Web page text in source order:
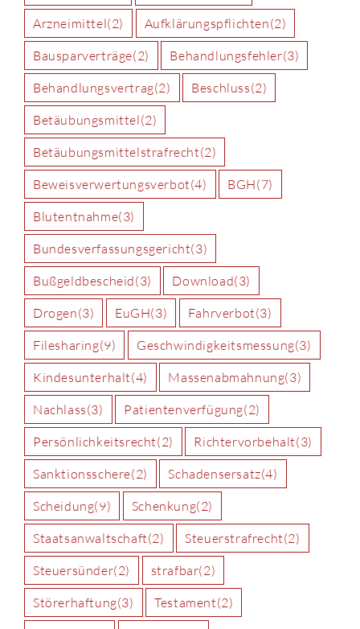
Arzneimittel(2) Aufklärungspflichten(2)
Bausparverträge(2) Behandlungsfehler(3)
Behandlungsvertrag(2) Beschluss(2)
Betäubungsmittel(2)
Betäubungsmittelstrafrecht(2)
Beweisverwertungsverbot(4) BGH(7)
Blutentnahme(3)
Bundesverfassungsgericht(3)
Bußgeldbescheid(3) Download(3)
Drogen(3) EuGH(3) Fahrverbot(3)
Filesharing(9) Geschwindigkeitsmessung(3)
Kindesunterhalt(4) Massenabmahnung(3)
Nachlass(3) Patientenverfügung(2)
Persönlichkeitsrecht(2) Richtervorbehalt(3)
Sanktionsschere(2) Schadensersatz(4)
Scheidung(9) Schenkung(2)
Staatsanwaltschaft(2) Steuerstrafrecht(2)
Steuersünder(2) strafbar(2)
Störerhaftung(3) Testament(2)